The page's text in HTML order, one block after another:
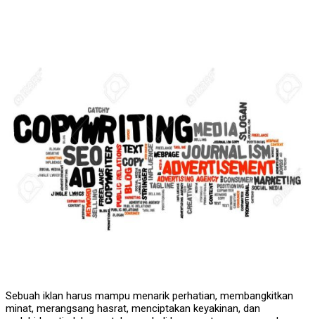
Sebuah iklan harus mampu menarik perhatian, membangkitkan
minat, merangsang hasrat, menciptakan keyakinan, dan